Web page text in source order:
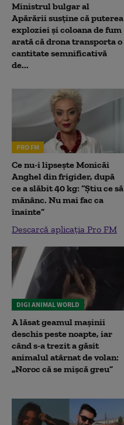
Ministrul bulgar al
Apărării susține că puterea
exploziei și coloana de fum
arată că drona transporta o
cantitate semnificativă
de...
PRO FM
Ce nu-i lipsește Monicăi
Anghel din frigider, după
ce a slăbit 40 kg: “Știu ce să
mănânc. Nu mai fac ca
înainte”
Descarcă aplicația Pro FM
DIGI ANIMAL WORLD
A lăsat geamul mașinii
deschis peste noapte, iar
când s-a trezit a găsit
animalul atârnat de volan:
„Noroc că se mișcă greu”